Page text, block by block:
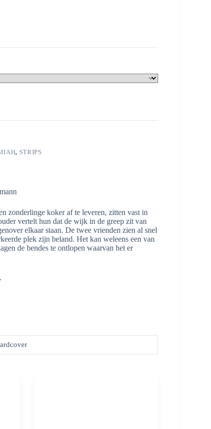
, STRIPS
zonderlinge koker af te leveren, zitten vast in
vertelt hun dat de wijk in de greep zit van
elkaar staan. De twee vrienden zien al snel
plek zijn beland. Het kan weleens een van
de bendes te ontlopen waarvan het er